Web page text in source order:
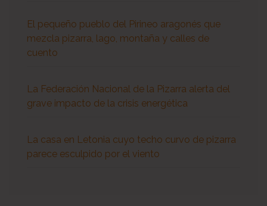
El pequeño pueblo del Pirineo aragonés que
mezcla pizarra, lago, montaña y calles de
cuento
La Federación Nacional de la Pizarra alerta del
grave impacto de la crisis energética
La casa en Letonia cuyo techo curvo de pizarra
parece esculpido por el viento